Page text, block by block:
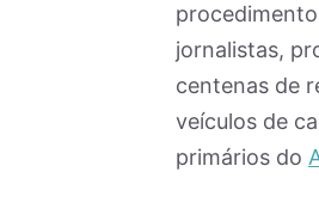
jornalistas,
centenas de
veículos de
primários do